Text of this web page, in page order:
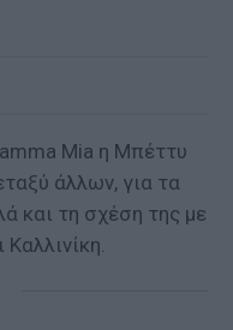
Mia η Μπέττυ
άλλων, για τα
και τη σχέση της με